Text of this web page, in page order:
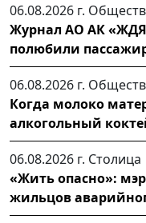
06.08.2026 г.
Журнал АО АК
полюбили
06.08.2026 г.
Когда молоко
алкогольный
06.08.2026 г. Столица
«Жить опасно»:
жильцов